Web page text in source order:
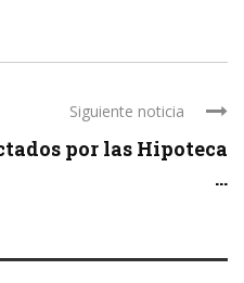
Siguiente noticia
por las Hipoteca
...